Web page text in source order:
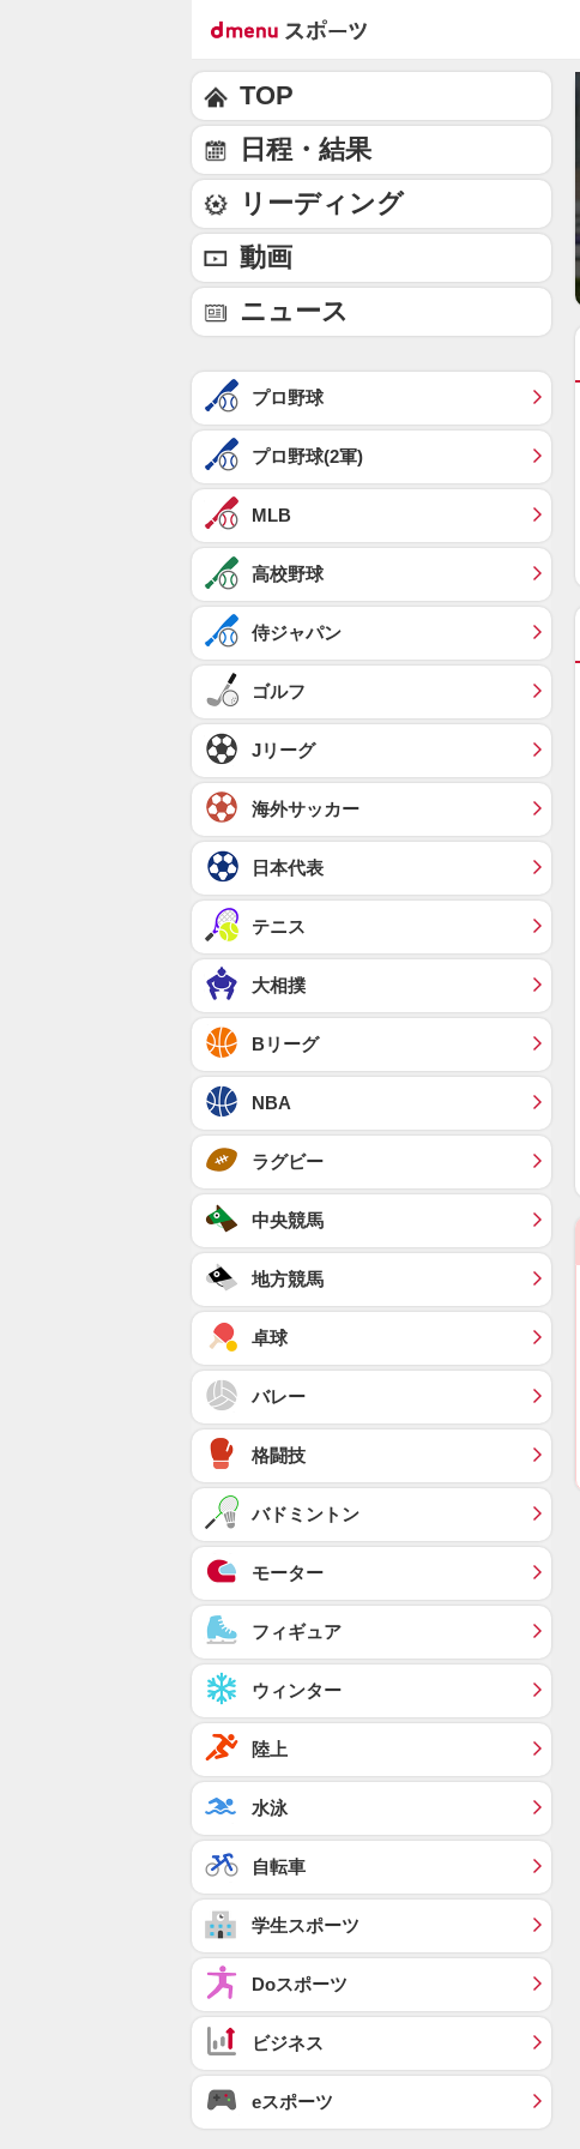
TOP
日程・結果
リーディング
動画
ニュース
プロ野球
プロ野球(2軍)
MLB
高校野球
侍ジャパン
ゴルフ
Jリーグ
海外サッカー
日本代表
テニス
大相撲
Bリーグ
NBA
ラグビー
中央競馬
地方競馬
卓球
バレー
格闘技
バドミントン
モーター
フィギュア
ウィンター
陸上
水泳
自転車
学生スポーツ
Doスポーツ
ビジネス
eスポーツ